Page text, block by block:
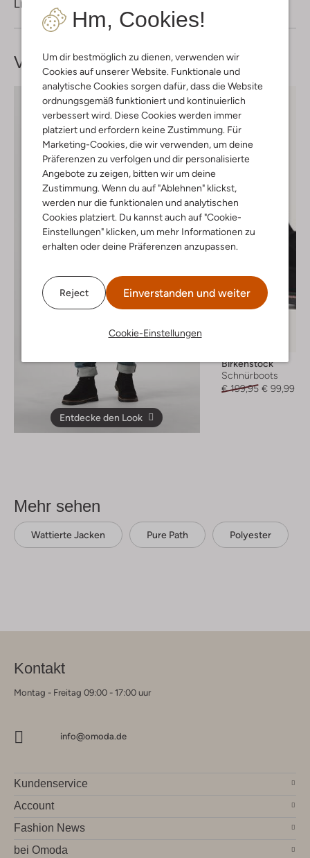
Hm, Cookies!
Um dir bestmöglich zu dienen, verwenden wir
Cookies auf unserer Website. Funktionale und
analytische Cookies sorgen dafür, dass die Website
ordnungsgemäß funktioniert und kontinuierlich
verbessert wird. Diese Cookies werden immer
platziert und erfordern keine Zustimmung. Für
Marketing-Cookies, die wir verwenden, um deine
Präferenzen zu verfolgen und dir personalisierte
Angebote zu zeigen, bitten wir um deine
Zustimmung. Wenn du auf "Ablehnen" klickst,
werden nur die funktionalen und analytischen
Cookies platziert. Du kannst auch auf "Cookie-
Einstellungen" klicken, um mehr Informationen zu
erhalten oder deine Präferenzen anzupassen.
Reject Einverstanden und weiter
Cookie-Einstellungen
Lieferung & Rückgabe
Vervollständige deinenLook
Entdecke den Look
Birkenstock
Schnürboots
€ 199,95 € 99,99
Mehr sehen
Wattierte Jacken Pure Path Polyester
Kontakt
Montag - Freitag 09:00 - 17:00 uur
info@omoda.de
Kundenservice
Account
Fashion News
bei Omoda